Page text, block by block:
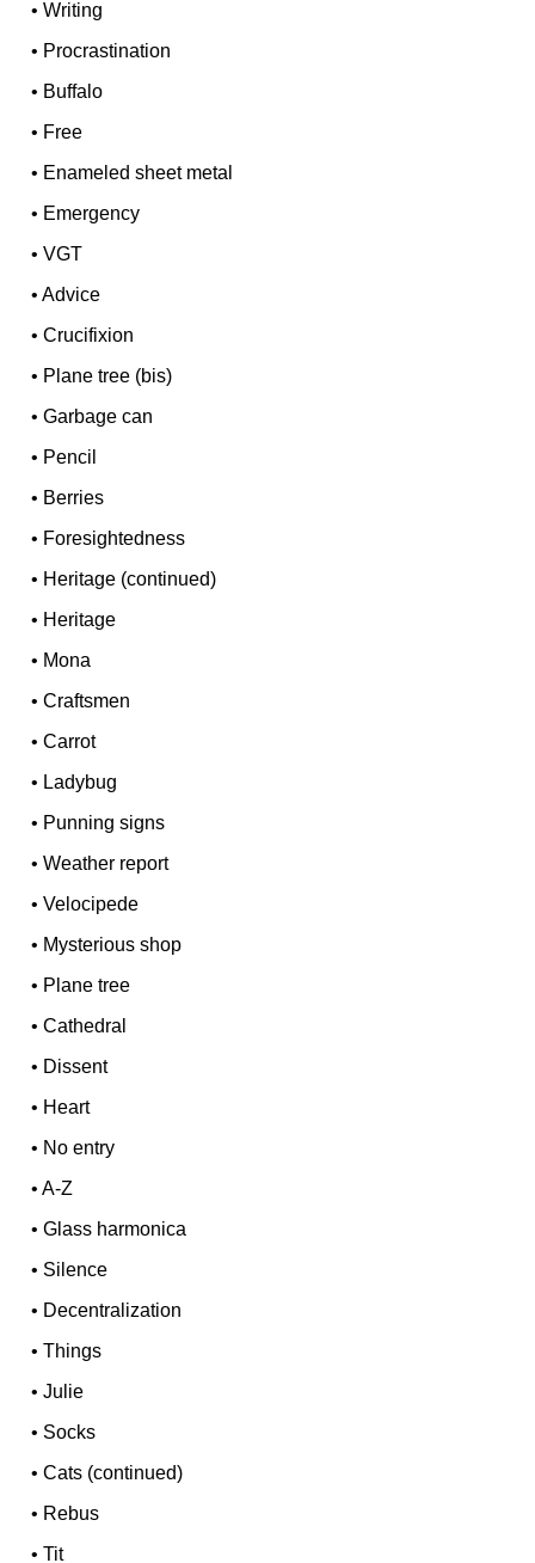
•Writing
• Procrastination
• Buffalo
• Free
• Enameled sheet metal
• Emergency
•VGT
•Advice
•Crucifixion
• Plane tree (bis)
•Garbage can
• Pencil
• Berries
• Foresightedness
• Heritage (continued)
• Heritage
• Mona
•Craftsmen
•Carrot
• Ladybug
• Punning signs
•Weather report
•Velocipede
• Mysterious shop
• Plane tree
•Cathedral
• Dissent
• Heart
• No entry
•A-Z
•Glass harmonica
• Silence
• Decentralization
•Things
•Julie
• Socks
•Cats (continued)
• Rebus
•Tit